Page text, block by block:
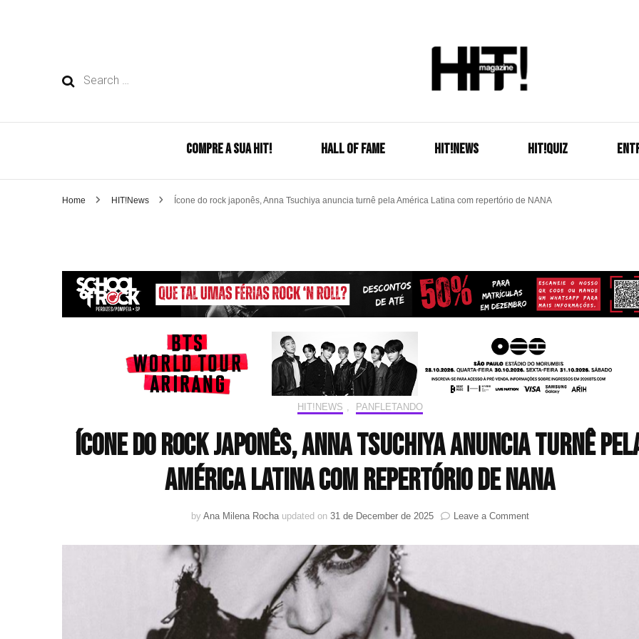
Search
COMPRE A SUA HIT! HALL OF FAME HIT!NEWS HIT!Quiz
Home HIT!News Ícone do rock japonês, Anna Tsuchiya anuncia turnê pela América Latina com repertório de NANA
HIT!NEWS PANFLETANDO
Ícone do rock japonês, Anna Tsuchiya anuncia turnê
América Latina com repertório de NANA
by Ana Milena Rocha updated on 31 de December de 2025 Leave a Commenton
do
turnê